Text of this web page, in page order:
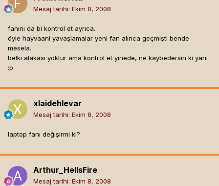
Mesaj tarihi: Ekim 8, 2008
fanını da bi kontrol et ayrıca.
öyle hayvaani yavaşlamalar yeni fan alınca geçmişti bende
mesela.
belki alakası yoktur ama kontrol et yinede, ne kaybedersin ki yani
:p
xlaidehlevar
Mesaj tarihi: Ekim 8, 2008
laptop fanı değişirmi ki?
Arthur_HellsFire
Mesaj tarihi: Ekim 8, 2008